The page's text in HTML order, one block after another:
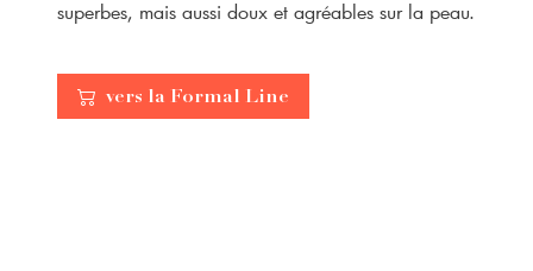
superbes, mais aussi doux et agréables sur la peau.
vers la Formal Line